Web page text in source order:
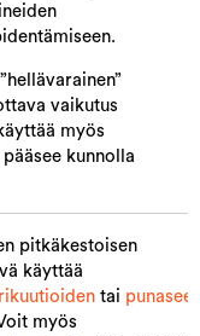
vaikutus
myös
kunnolla
pitkäkestoisen
käyttää
tai
myös